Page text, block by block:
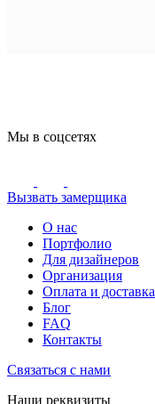
Мы в соцсетях
Вызвать замерщика
О нас
Портфолио
Для дизайнеров
Организация
Оплата и доставка
Блог
FAQ
Контакты
Связаться с нами
Наши реквизиты